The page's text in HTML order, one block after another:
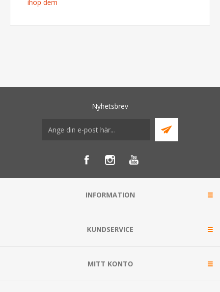
ihop dem
Nyhetsbrev
INFORMATION
KUNDSERVICE
MITT KONTO